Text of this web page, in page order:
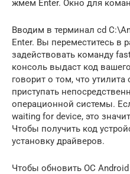
жмем Enter. Окно для
Вводим в терминал cd
Enter. Вы переместитесь в
задействовать команду
консоль выдаст код
говорит о том, что
приступать
операционной системы.
waiting for device, это
Чтобы получить код
установку драйверов.
Чтобы обновить ОС